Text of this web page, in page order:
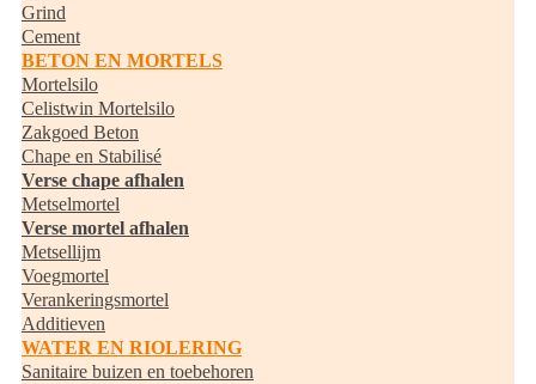
Grind
Cement
BETON EN MORTELS
Mortelsilo
Celistwin Mortelsilo
Zakgoed Beton
Chape en Stabilisé
Verse chape afhalen
Metselmortel
Verse mortel afhalen
Metsellijm
Voegmortel
Verankeringsmortel
Additieven
WATER EN RIOLERING
Sanitaire buizen en toebehoren